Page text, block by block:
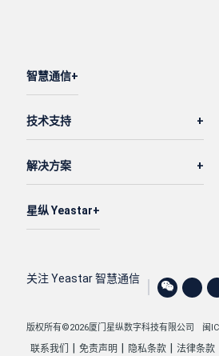
智慧通信
技术支持
解决方案
星纵 Yeastar
关注 Yeastar 智慧通信
版权所有©2026厦门星纵数字科技有限公司 闽
联系我们 免责声明 隐私条款 法律条款